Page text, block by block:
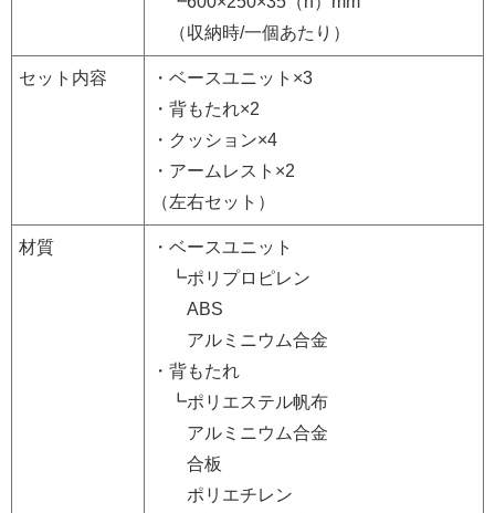
（収納時/一個あたり）
セット内容
・ベースユニット×3
・背もたれ×2
・クッション×4
・アームレスト×2
（左右セット）
材質
・ベースユニット
┗ポリプロピレン
ABS
アルミニウム合金
・背もたれ
┗ポリエステル帆布
アルミニウム合金
合板
ポリエチレン